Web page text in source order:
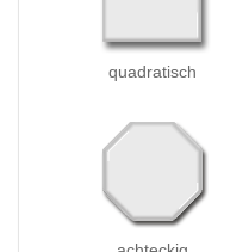
quadratisch